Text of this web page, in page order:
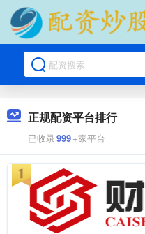
正规配资平台排行
已收录999+家平台